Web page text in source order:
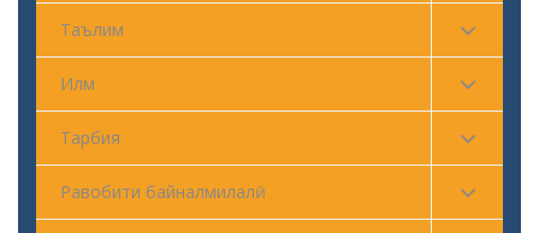
Таълим
Илм
Тарбия
Равобити байналмилалӣ